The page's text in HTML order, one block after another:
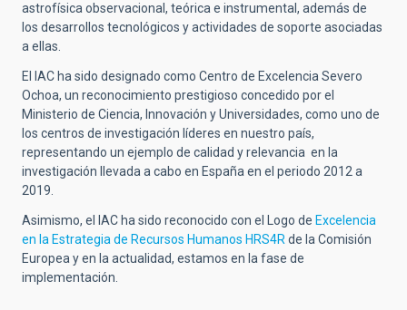
astrofísica observacional, teórica e instrumental, además de
los desarrollos tecnológicos y actividades de soporte asociadas
a ellas.
El IAC ha sido designado como Centro de Excelencia Severo
Ochoa, un reconocimiento prestigioso concedido por el
Ministerio de Ciencia, Innovación y Universidades, como uno de
los centros de investigación líderes en nuestro país,
representando un ejemplo de calidad y relevancia en la
investigación llevada a cabo en España en el periodo 2012 a
2019.
Asimismo, el IAC ha sido reconocido con el Logo de Excelencia
en la Estrategia de Recursos Humanos HRS4R de la Comisión
Europea y en la actualidad, estamos en la fase de
implementación.